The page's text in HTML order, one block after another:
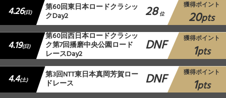
4.26(日) 第60回東日本ロードクラシッ
クDay2 28 位
獲得ポイント
20pts
4.19(日)
第60回西日本ロードクラシッ
ク第7回播磨中央公園ロード
レースDay2 DNF 獲得ポイント
1pts
4.4(土) 第3回NTT東日本真岡芳賀ロー
ドレース DNF 獲得ポイント
1pts